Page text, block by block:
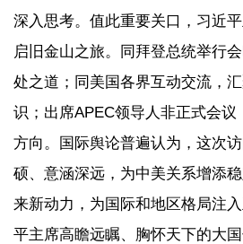
深入思考。值此重要关口，习近
启旧金山之旅。同拜登总统举行
处之道；同美国各界互动交流，
识；出席APEC领导人非正式会
方向。国际舆论普遍认为，这次
硕、意涵深远，为中美关系增添
来新动力，为国际和地区格局注
平主席高瞻远瞩、胸怀天下的大国